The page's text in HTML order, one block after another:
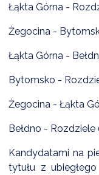
Łąkta Górna -
Żegocina -
Łąkta Górna -
Bytomsko -
Żegocina - Łąkta
Bełdno - Rozdziele
Kandydatami na
tytułu z